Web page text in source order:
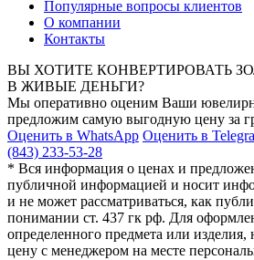
Популярные вопросы клиентов
О компании
Контакты
ВЫ ХОТИТЕ КОНВЕРТИРОВАТЬ
В ЖИВЫЕ ДЕНЬГИ?
Мы оперативно оценим Ваши
предложим самую выгодную цену за
Оценить в WhatsApp Оценить в
(843) 233-53-28
* Вся информация о ценах и
публичной информацией и носит
и не может рассматриваться, как
понимании ст. 437 гк рф. Для
определенного предмета или изделия,
цену с менеджером на месте